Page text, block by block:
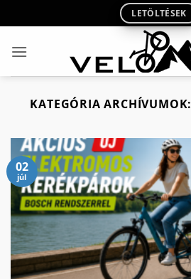
to
content
LETÖLTÉSEK
KATEGÓRIA ARCHÍVUMOK:
02
júl